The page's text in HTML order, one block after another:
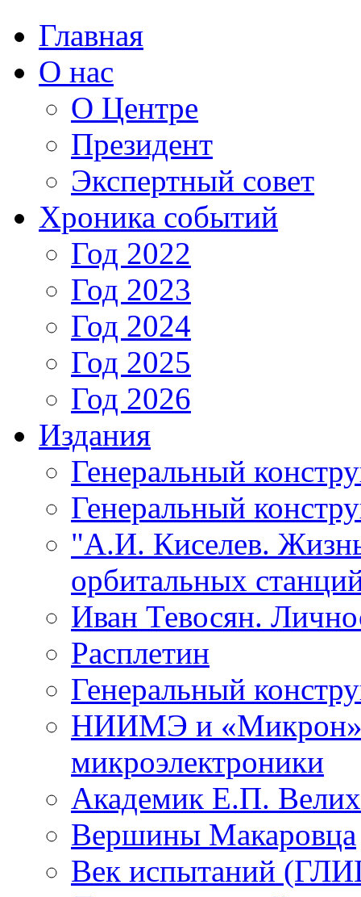
Главная
О нас
О Центре
Президент
Экспертный совет
Хроника событий
Год 2022
Год 2023
Год 2024
Год 2025
Год 2026
Издания
Генеральный
Генеральный
"А.И. Киселев.
орбитальных
Иван Тевосян.
Расплетин
Генеральный
НИИМЭ и «Микрон»
микроэлектроники
Академик Е.П.
Вершины Макаровца
Век испытаний